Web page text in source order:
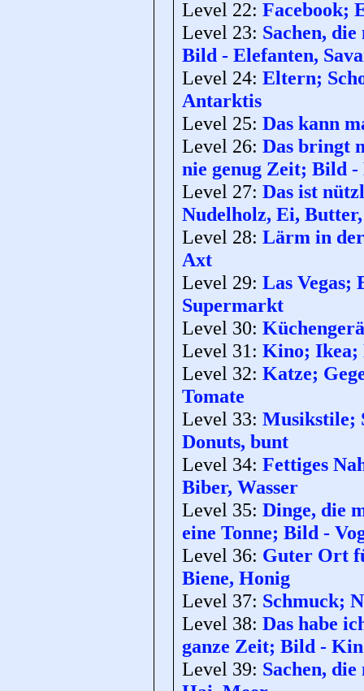
Level 22: Facebook;
Level 23: Sachen,
Bild - Elefanten,
Level 24: Eltern;
Antarktis
Level 25: Das kann
Level 26: Das bringt
nie genug Zeit; Bild -
Level 27: Das ist
Nudelholz, Ei,
Level 28: Lärm in
Axt
Level 29: Las Vegas;
Supermarkt
Level 30:
Level 31: Kino; Ikea;
Level 32: Katze;
Tomate
Level 33: Musikstile;
Donuts, bunt
Level 34: Fettiges
Biber, Wasser
Level 35: Dinge, die
eine Tonne; Bild -
Level 36: Guter Ort
Biene, Honig
Level 37: Schmuck;
Level 38: Das habe
ganze Zeit; Bild -
Level 39: Sachen,